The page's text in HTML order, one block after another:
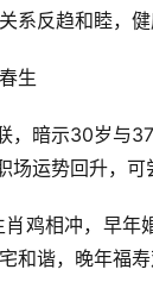
系反趋和睦，
生
，暗示30岁与
场运势回升，
鸡相冲，早
和谐，晚年福